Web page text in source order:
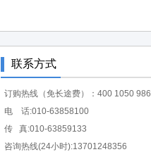
联系方式
订购热线（免长途费）：400 1050 986
电 话:010-63858100
传 真:010-63859133
咨询热线(24小时):13701248356